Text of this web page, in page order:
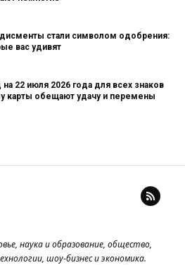
стали символом одобрения:
вас удивят
на 22 июля 2026 года для всех знаков
карты обещают удачу и перемены
наука и образование, общество,
шоу-бизнес и экономика.